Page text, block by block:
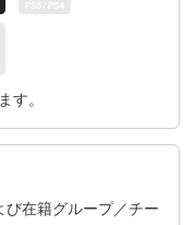
す。
在籍グループ／チー